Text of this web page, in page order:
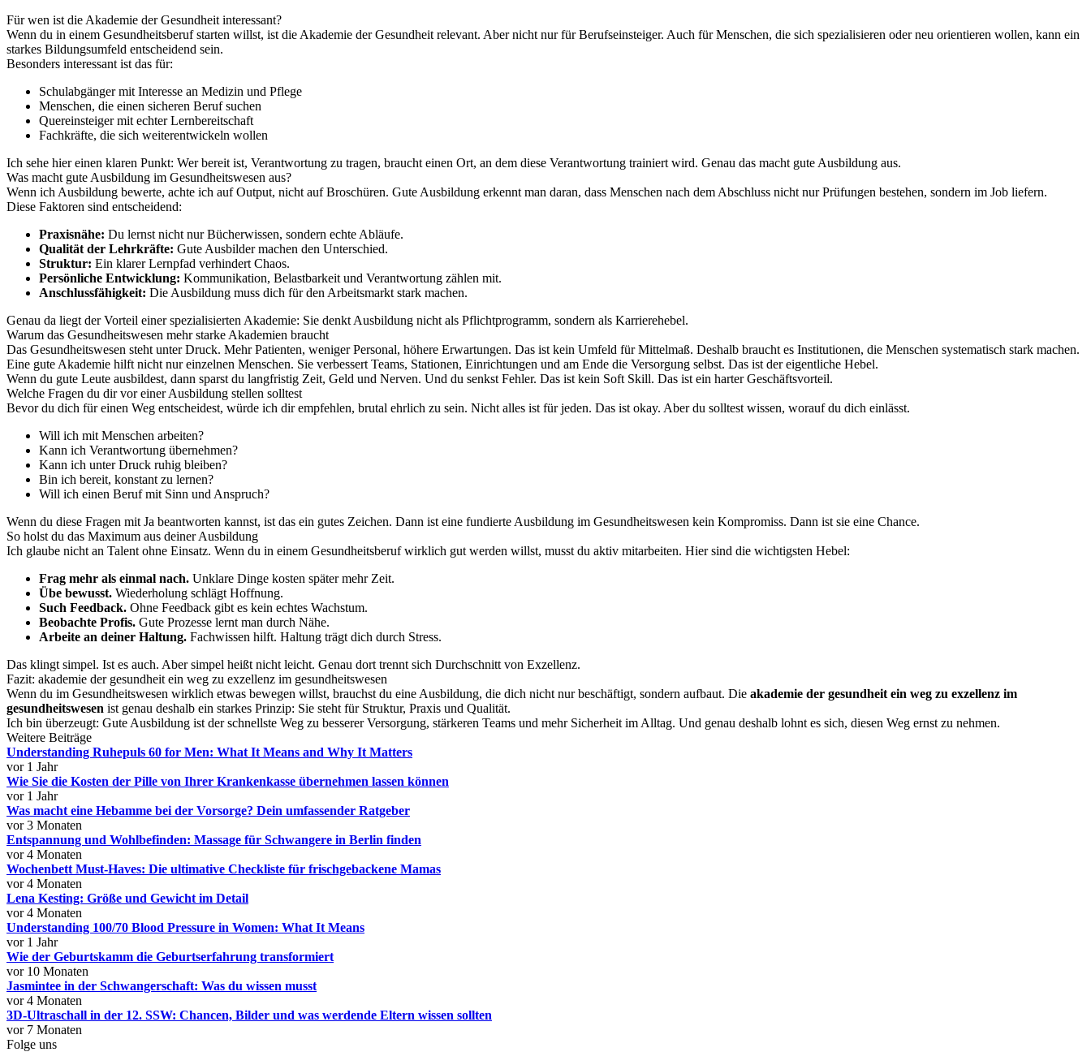
Für wen ist die Akademie der Gesundheit interessant?
Wenn du in einem Gesundheitsberuf starten willst, ist die Akademie der Gesundheit relevant. Aber nicht nur für Berufseinsteiger. Auch für Menschen, die sich spezialisieren oder neu orientieren wollen, kann ein
starkes Bildungsumfeld entscheidend sein.
Besonders interessant ist das für:
Schulabgänger mit Interesse an Medizin und Pflege
Menschen, die einen sicheren Beruf suchen
Quereinsteiger mit echter Lernbereitschaft
Fachkräfte, die sich weiterentwickeln wollen
Ich sehe hier einen klaren Punkt: Wer bereit ist, Verantwortung zu tragen, braucht einen Ort, an dem diese Verantwortung trainiert wird. Genau das macht gute Ausbildung aus.
Was macht gute Ausbildung im Gesundheitswesen aus?
Wenn ich Ausbildung bewerte, achte ich auf Output, nicht auf Broschüren. Gute Ausbildung erkennt man daran, dass Menschen nach dem Abschluss nicht nur Prüfungen bestehen, sondern im Job liefern.
Diese Faktoren sind entscheidend:
Praxisnähe: Du lernst nicht nur Bücherwissen, sondern echte Abläufe.
Qualität der Lehrkräfte: Gute Ausbilder machen den Unterschied.
Struktur: Ein klarer Lernpfad verhindert Chaos.
Persönliche Entwicklung: Kommunikation, Belastbarkeit und Verantwortung zählen mit.
Anschlussfähigkeit: Die Ausbildung muss dich für den Arbeitsmarkt stark machen.
Genau da liegt der Vorteil einer spezialisierten Akademie: Sie denkt Ausbildung nicht als Pflichtprogramm, sondern als Karrierehebel.
Warum das Gesundheitswesen mehr starke Akademien braucht
Das Gesundheitswesen steht unter Druck. Mehr Patienten, weniger Personal, höhere Erwartungen. Das ist kein Umfeld für Mittelmaß. Deshalb braucht es Institutionen, die Menschen systematisch stark machen.
Eine gute Akademie hilft nicht nur einzelnen Menschen. Sie verbessert Teams, Stationen, Einrichtungen und am Ende die Versorgung selbst. Das ist der eigentliche Hebel.
Wenn du gute Leute ausbildest, dann sparst du langfristig Zeit, Geld und Nerven. Und du senkst Fehler. Das ist kein Soft Skill. Das ist ein harter Geschäftsvorteil.
Welche Fragen du dir vor einer Ausbildung stellen solltest
Bevor du dich für einen Weg entscheidest, würde ich dir empfehlen, brutal ehrlich zu sein. Nicht alles ist für jeden. Das ist okay. Aber du solltest wissen, worauf du dich einlässt.
Will ich mit Menschen arbeiten?
Kann ich Verantwortung übernehmen?
Kann ich unter Druck ruhig bleiben?
Bin ich bereit, konstant zu lernen?
Will ich einen Beruf mit Sinn und Anspruch?
Wenn du diese Fragen mit Ja beantworten kannst, ist das ein gutes Zeichen. Dann ist eine fundierte Ausbildung im Gesundheitswesen kein Kompromiss. Dann ist sie eine Chance.
So holst du das Maximum aus deiner Ausbildung
Ich glaube nicht an Talent ohne Einsatz. Wenn du in einem Gesundheitsberuf wirklich gut werden willst, musst du aktiv mitarbeiten. Hier sind die wichtigsten Hebel:
Frag mehr als einmal nach. Unklare Dinge kosten später mehr Zeit.
Übe bewusst. Wiederholung schlägt Hoffnung.
Such Feedback. Ohne Feedback gibt es kein echtes Wachstum.
Beobachte Profis. Gute Prozesse lernt man durch Nähe.
Arbeite an deiner Haltung. Fachwissen hilft. Haltung trägt dich durch Stress.
Das klingt simpel. Ist es auch. Aber simpel heißt nicht leicht. Genau dort trennt sich Durchschnitt von Exzellenz.
Fazit: akademie der gesundheit ein weg zu exzellenz im gesundheitswesen
Wenn du im Gesundheitswesen wirklich etwas bewegen willst, brauchst du eine Ausbildung, die dich nicht nur beschäftigt, sondern aufbaut. Die akademie der gesundheit ein weg zu exzellenz im
gesundheitswesen ist genau deshalb ein starkes Prinzip: Sie steht für Struktur, Praxis und Qualität.
Ich bin überzeugt: Gute Ausbildung ist der schnellste Weg zu besserer Versorgung, stärkeren Teams und mehr Sicherheit im Alltag. Und genau deshalb lohnt es sich, diesen Weg ernst zu nehmen.
Weitere Beiträge
Understanding Ruhepuls 60 for Men: What It Means and Why It Matters
vor 1 Jahr
Wie Sie die Kosten der Pille von Ihrer Krankenkasse übernehmen lassen können
vor 1 Jahr
Was macht eine Hebamme bei der Vorsorge? Dein umfassender Ratgeber
vor 3 Monaten
Entspannung und Wohlbefinden: Massage für Schwangere in Berlin finden
vor 4 Monaten
Wochenbett Must-Haves: Die ultimative Checkliste für frischgebackene Mamas
vor 4 Monaten
Lena Kesting: Größe und Gewicht im Detail
vor 4 Monaten
Understanding 100/70 Blood Pressure in Women: What It Means
vor 1 Jahr
Wie der Geburtskamm die Geburtserfahrung transformiert
vor 10 Monaten
Jasmintee in der Schwangerschaft: Was du wissen musst
vor 4 Monaten
3D-Ultraschall in der 12. SSW: Chancen, Bilder und was werdende Eltern wissen sollten
vor 7 Monaten
Folge uns